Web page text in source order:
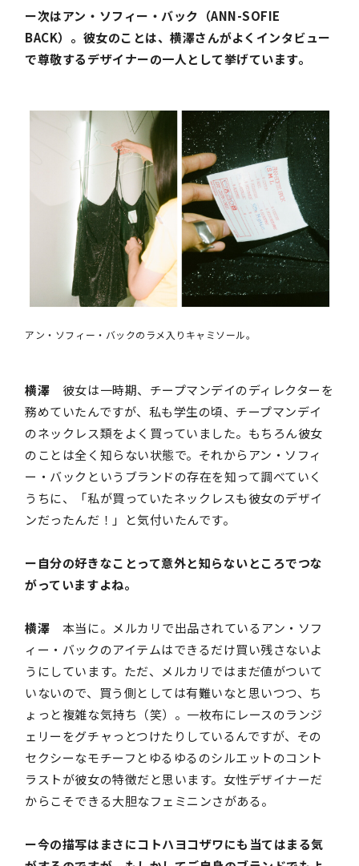
ー次はアン・ソフィー・バック（ANN-SOFIE
BACK）。彼女のことは、横澤さんがよくインタビュー
で尊敬するデザイナーの一人として挙げています。
アン・ソフィー・バックのラメ入りキャミソール。
横澤 彼女は一時期、チープマンデイのディレクターを
務めていたんですが、私も学生の頃、チープマンデイ
のネックレス類をよく買っていました。もちろん彼女
のことは全く知らない状態で。それからアン・ソフィ
ー・バックというブランドの存在を知って調べていく
うちに、「私が買っていたネックレスも彼女のデザイ
ンだったんだ！」と気付いたんです。
ー自分の好きなことって意外と知らないところでつな
がっていますよね。
横澤 本当に。メルカリで出品されているアン・ソフ
ィー・バックのアイテムはできるだけ買い残さないよ
うにしています。ただ、メルカリではまだ値がついて
いないので、買う側としては有難いなと思いつつ、ち
ょっと複雑な気持ち（笑）。一枚布にレースのランジ
ェリーをグチャっとつけたりしているんですが、その
セクシーなモチーフとゆるゆるのシルエットのコント
ラストが彼女の特徴だと思います。女性デザイナーだ
からこそできる大胆なフェミニンさがある。
ー今の描写はまさにコトハヨコザワにも当てはまる気